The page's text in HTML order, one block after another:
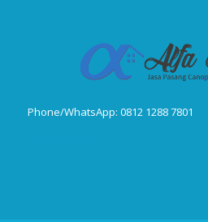
Phone/WhatsApp: 0812 1288 7801